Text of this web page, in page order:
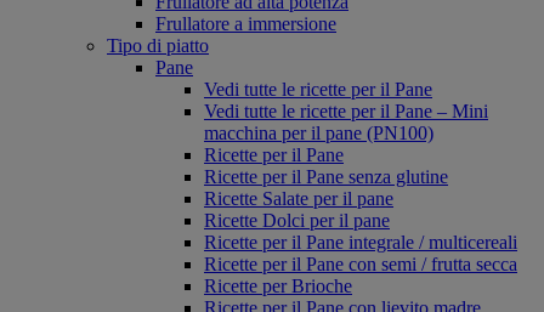
Frullatore a immersione
Tipo di piatto
Pane
Vedi tutte le ricette per il Pane
Vedi tutte le ricette per il Pane – Mini
macchina per il pane (PN100)
Ricette per il Pane
Ricette per il Pane senza glutine
Ricette Salate per il pane
Ricette Dolci per il pane
Ricette per il Pane integrale / multicereali
Ricette per il Pane con semi / frutta secca
Ricette per Brioche
Ricette per il Pane con lievito madre